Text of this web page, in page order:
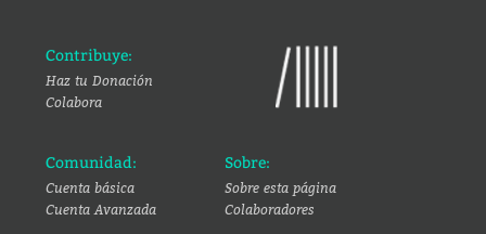
Contribuye:
Haz tu Donación
Colabora
Comunidad:
Cuenta básica
Cuenta Avanzada
Sobre:
Sobre esta página
Colaboradores